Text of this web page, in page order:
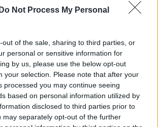
Do Not Process My Personal
out of the sale, sharing to third parties, or
personal or sensitive information for
by us, please use the below opt-out
your selection. Please note that after your
processed you may continue seeing
based on personal information utilized by
disclosed to third parties prior to
may separately opt-out of the further